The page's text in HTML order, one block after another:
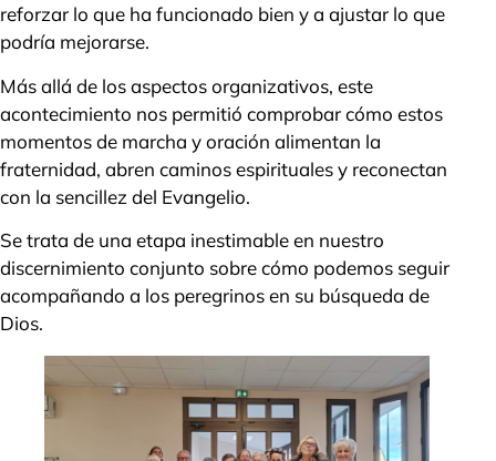
reforzar lo que ha funcionado bien y a ajustar lo que
podría mejorarse.
Más allá de los aspectos organizativos, este
acontecimiento nos permitió comprobar cómo estos
momentos de marcha y oración alimentan la
fraternidad, abren caminos espirituales y reconectan
con la sencillez del Evangelio.
Se trata de una etapa inestimable en nuestro
discernimiento conjunto sobre cómo podemos seguir
acompañando a los peregrinos en su búsqueda de
Dios.